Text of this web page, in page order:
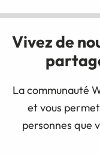
Vivez de
La communauté
et vous
personnes que